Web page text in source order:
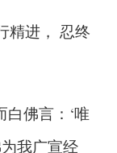
进， 忍终
佛言：‘唯
我广宣经